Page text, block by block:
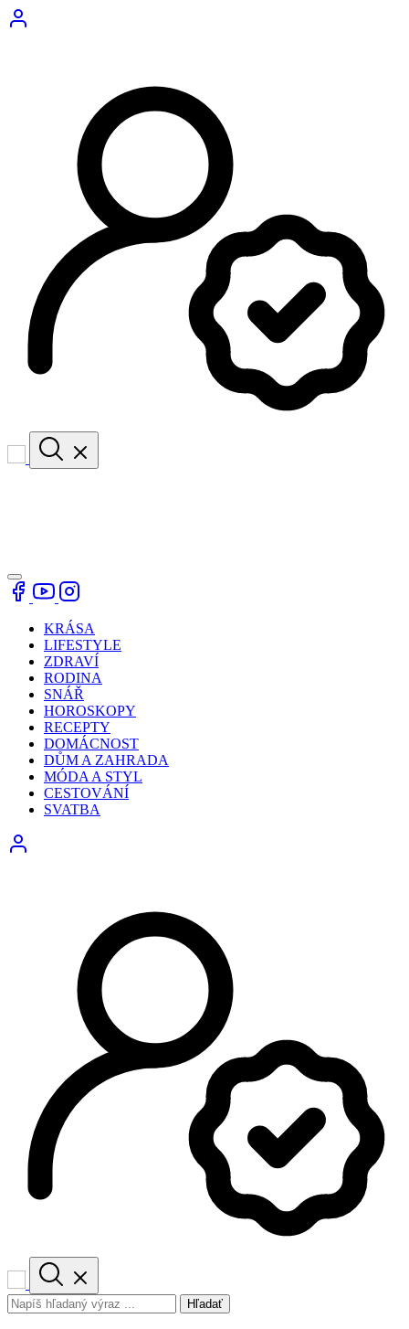
KRÁSA
LIFESTYLE
ZDRAVÍ
RODINA
SNÁŘ
HOROSKOPY
RECEPTY
DOMÁCNOST
DŮM A ZAHRADA
MÓDA A STYL
CESTOVÁNÍ
SVATBA
Hľadať